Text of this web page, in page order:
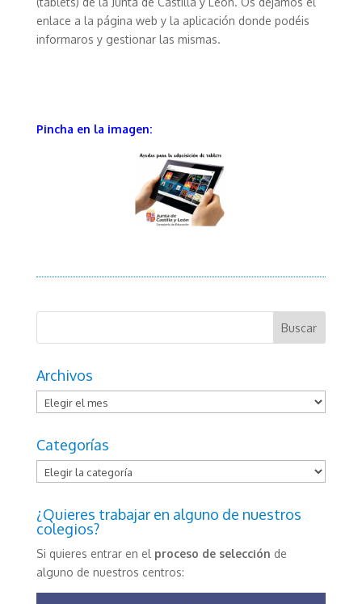
enlace a la página web y la aplicación donde podéis
informaros y gestionar las mismas.
Pincha en la imagen:
Archivos
Archivos
Categorías
Categorías
¿Quieres trabajar en alguno de nuestros
colegios?
Si quieres entrar en el proceso de selección de
alguno de nuestros centros: